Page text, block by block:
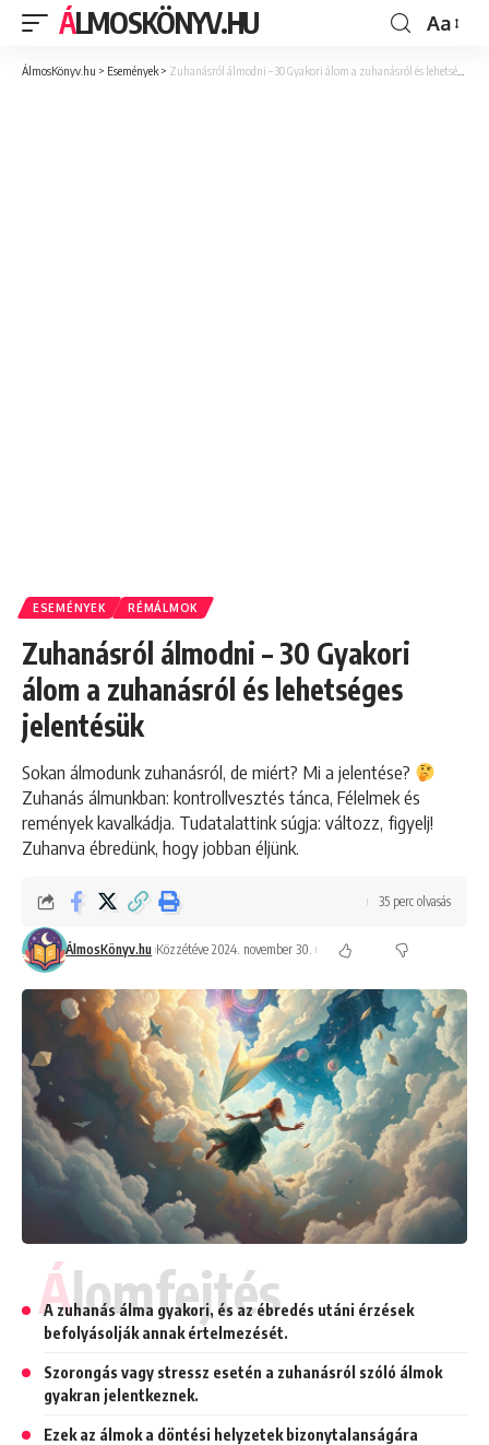
ÁLMOSKÖNYV.HU Aa
ÁlmosKönyv.hu > Események > Zuhanásról álmodni – 30 Gyakori álom a zuhanásról és lehetséges jelentésük
ESEMÉNYEK RÉMÁLMOK
Zuhanásról álmodni – 30 Gyakori
álom a zuhanásról és lehetséges
jelentésük
Sokan álmodunk zuhanásról, de miért? Mi a jelentése?
Zuhanás álmunkban: kontrollvesztés tánca, Félelmek és
remények kavalkádja. Tudatalattink súgja: változz, figyelj!
Zuhanva ébredünk, hogy jobban éljünk.
ÁlmosKönyv.hu Közzétéve 2024. november 30.
35 perc olvasás
Álomfejtés
A zuhanás álma gyakori, és az ébredés utáni érzések
befolyásolják annak értelmezését.
Szorongás vagy stressz esetén a zuhanásról szóló álmok
gyakran jelentkeznek.
Ezek az álmok a döntési helyzetek bizonytalanságára